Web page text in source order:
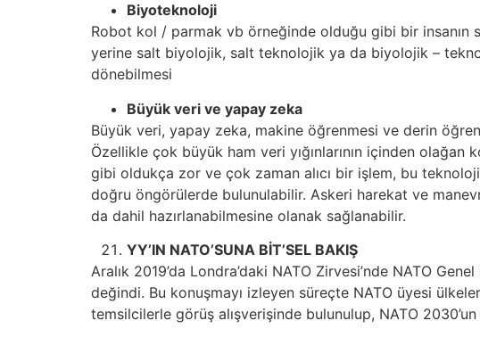
Biyoteknoloji
Robot kol / parmak vb örneğinde olduğu gibi bir insanın
yerine salt biyolojik, salt teknolojik ya da biyolojik –
dönebilmesi
Büyük veri ve yapay zeka
Büyük veri, yapay zeka, makine öğrenmesi ve derin
Özellikle çok büyük ham veri yığınlarının içinden olağan
gibi oldukça zor ve çok zaman alıcı bir işlem, bu
doğru öngörülerde bulunulabilir. Askeri harekat ve
da dahil hazırlanabilmesine olanak sağlanabilir.
YY’IN NATO’SUNA BİT’SEL BAKIŞ
Aralık 2019’da Londra’daki NATO Zirvesi’nde NATO
değindi. Bu konuşmayı izleyen süreçte NATO üyesi
temsilcilerle görüş alışverişinde bulunulup, NATO